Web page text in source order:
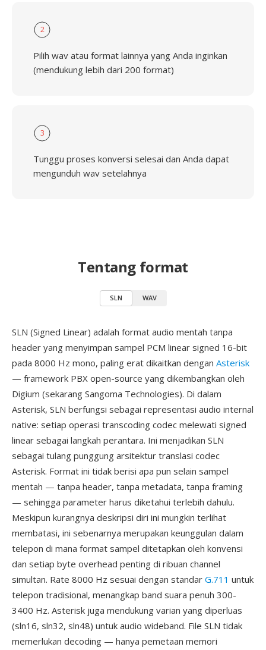
2
Pilih wav atau format lainnya yang Anda inginkan
(mendukung lebih dari 200 format)
3
Tunggu proses konversi selesai dan Anda dapat
mengunduh wav setelahnya
Tentang format
SLN WAV
SLN (Signed Linear) adalah format audio mentah tanpa
header yang menyimpan sampel PCM linear signed 16-bit
pada 8000 Hz mono, paling erat dikaitkan dengan Asterisk
— framework PBX open-source yang dikembangkan oleh
Digium (sekarang Sangoma Technologies). Di dalam
Asterisk, SLN berfungsi sebagai representasi audio internal
native: setiap operasi transcoding codec melewati signed
linear sebagai langkah perantara. Ini menjadikan SLN
sebagai tulang punggung arsitektur translasi codec
Asterisk. Format ini tidak berisi apa pun selain sampel
mentah — tanpa header, tanpa metadata, tanpa framing
— sehingga parameter harus diketahui terlebih dahulu.
Meskipun kurangnya deskripsi diri ini mungkin terlihat
membatasi, ini sebenarnya merupakan keunggulan dalam
telepon di mana format sampel ditetapkan oleh konvensi
dan setiap byte overhead penting di ribuan channel
simultan. Rate 8000 Hz sesuai dengan standar G.711 untuk
telepon tradisional, menangkap band suara penuh 300-
3400 Hz. Asterisk juga mendukung varian yang diperluas
(sln16, sln32, sln48) untuk audio wideband. File SLN tidak
memerlukan decoding — hanya pemetaan memori